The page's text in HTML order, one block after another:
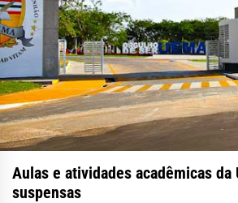
Aulas e atividades acadêmicas da
suspensas